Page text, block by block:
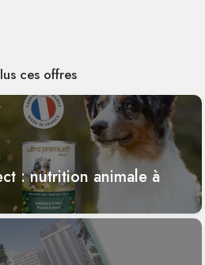
ces offres
: nutrition animale à